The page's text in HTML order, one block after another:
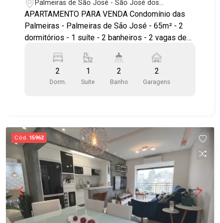
Palmeiras de São José - São José dos
Campos/SP
APARTAMENTO PARA VENDA Condomínio das
Palmeiras - Palmeiras de São José - 65m² - 2
dormitórios - 1 suíte - 2 banheiros - 2 vagas de
apartamento -Todo reformado e com
acabamentos modernos. - Sol da manha . 2
Quartos com armários planejados , sendo 1 suíte
Rack Planejado com piso porcelanato e
integradas , projetos de iluminação e gesso,
cozinha planejada , cooktop e forno piso frio ,
área de serviço ampla com armários , 2 vagas de
garagens cobertas , portaria presencial e 24
horas . O condomínio conta com toda área de
lazer completa: - 2 Churrasqueiras (uma com
forno de pizza e outra com forno a lenha) - Sala
2
Dorm.
1
Suite
2
Banho
2
Garagens
Cód. 15962